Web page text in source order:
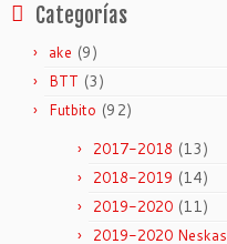
Categorías
ake (9)
BTT (3)
Futbito (92)
2017-2018 (13)
2018-2019 (14)
2019-2020 (11)
2019-2020 Neskas